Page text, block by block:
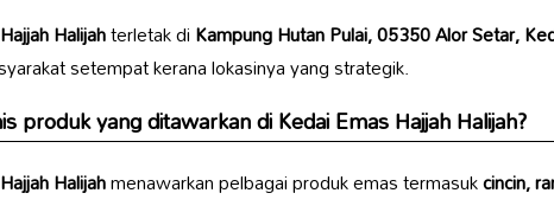
Halijahterletak diKampung Hutan Pulai, 05350 Alor Setar,
setempat kerana lokasinya yang strategik.
produk yang ditawarkan diKedai Emas Hajjah Halijah?
Halijahmenawarkan pelbagai produk emas termasukcincin,